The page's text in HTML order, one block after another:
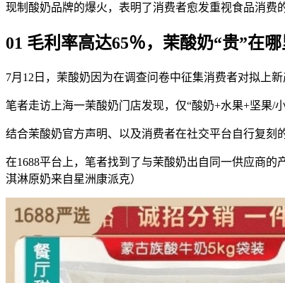
现制酸奶品牌的爆火，表明了消费者愈发重视食品消费
01 毛利率高达65％，茉酸奶“贵”在哪
7月12日，茉酸奶因为在调查问卷中征集消费者对拟上
笔者走访上海一茉酸奶门店发现，仅“酸奶+水果+坚果/
结合茉酸奶官方声明、以及消费者在社交平台自行复刻
在1688平台上，笔者找到了与茉酸奶出自同一供应商
淇淋原奶来自星洲康派克）